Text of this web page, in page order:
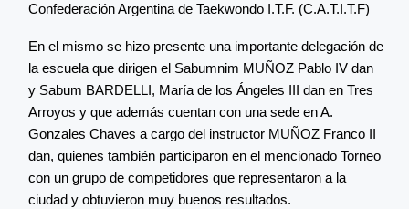
Confederación Argentina de Taekwondo I.T.F. (C.A.T.I.T.F)
En el mismo se hizo presente una importante delegación de
la escuela que dirigen el Sabumnim MUÑOZ Pablo IV dan
y Sabum BARDELLI, María de los Ángeles III dan en Tres
Arroyos y que además cuentan con una sede en A.
Gonzales Chaves a cargo del instructor MUÑOZ Franco II
dan, quienes también participaron en el mencionado Torneo
con un grupo de competidores que representaron a la
ciudad y obtuvieron muy buenos resultados.